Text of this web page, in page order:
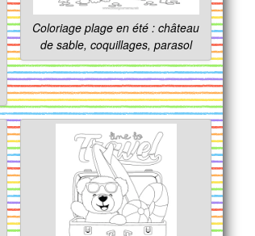
Coloriage plage en été : château
de sable, coquillages, parasol